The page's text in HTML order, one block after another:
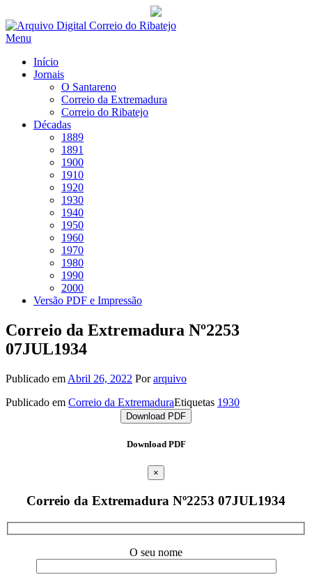
Saltar
para
Menu
Início
Jornais
O Santareno
Correio da Extremadura
Correio do Ribatejo
Décadas
1889
1891
1900
1910
1920
1930
1940
1950
1960
1970
1980
1990
2000
Versão PDF e Impressão
Correio da Extremadura Nº2253
07JUL1934
Publicado em Abril 26, 2022 Porarquivo
Publicado em Correio da ExtremaduraEtiquetas 1930
Download PDF
Download PDF
×
Correio da Extremadura Nº2253 07JUL1934
O seu nome